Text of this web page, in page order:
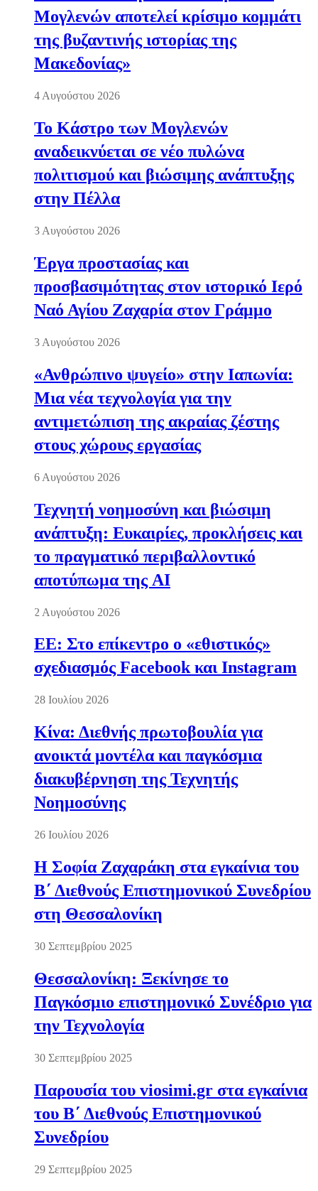
Μογλενών αποτελεί κρίσιμο κομμάτι
της βυζαντινής ιστορίας της
Μακεδονίας»
4 Αυγούστου 2026
Το Κάστρο των Μογλενών
αναδεικνύεται σε νέο πυλώνα
πολιτισμού και βιώσιμης ανάπτυξης
στην Πέλλα
3 Αυγούστου 2026
Έργα προστασίας και
προσβασιμότητας στον ιστορικό Ιερό
Ναό Αγίου Ζαχαρία στον Γράμμο
3 Αυγούστου 2026
«Ανθρώπινο ψυγείο» στην Ιαπωνία:
Μια νέα τεχνολογία για την
αντιμετώπιση της ακραίας ζέστης
στους χώρους εργασίας
6 Αυγούστου 2026
Τεχνητή νοημοσύνη και βιώσιμη
ανάπτυξη: Ευκαιρίες, προκλήσεις και
το πραγματικό περιβαλλοντικό
αποτύπωμα της AI
2 Αυγούστου 2026
ΕΕ: Στο επίκεντρο ο «εθιστικός»
σχεδιασμός Facebook και Instagram
28 Ιουλίου 2026
Κίνα: Διεθνής πρωτοβουλία για
ανοικτά μοντέλα και παγκόσμια
διακυβέρνηση της Τεχνητής
Νοημοσύνης
26 Ιουλίου 2026
Η Σοφία Ζαχαράκη στα εγκαίνια του
Β΄ Διεθνούς Επιστημονικού Συνεδρίου
στη Θεσσαλονίκη
30 Σεπτεμβρίου 2025
Θεσσαλονίκη: Ξεκίνησε το
Παγκόσμιο επιστημονικό Συνέδριο για
την Τεχνολογία
30 Σεπτεμβρίου 2025
Παρουσία του viosimi.gr στα εγκαίνια
του Β΄ Διεθνούς Επιστημονικού
Συνεδρίου
29 Σεπτεμβρίου 2025